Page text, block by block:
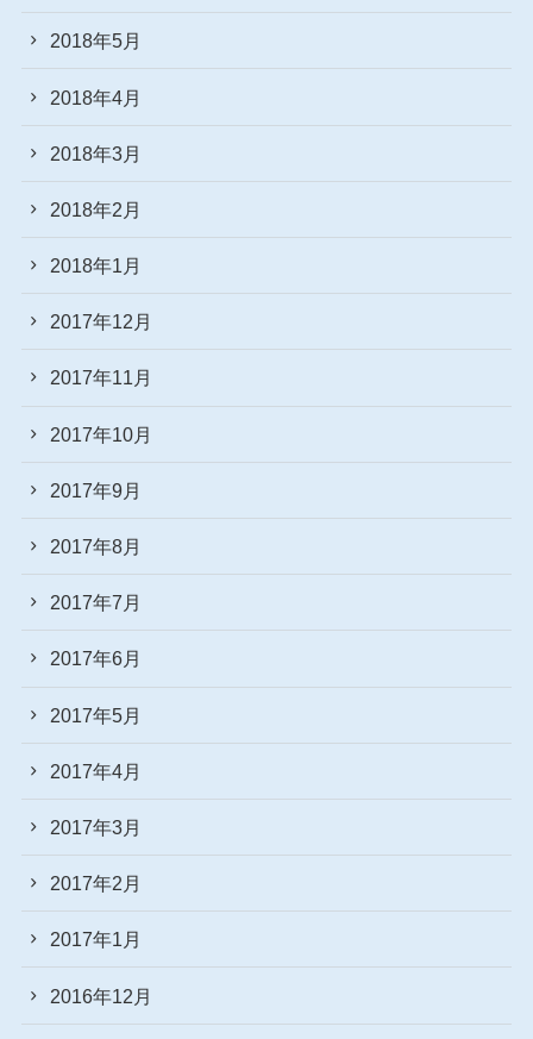
2018年5月
2018年4月
2018年3月
2018年2月
2018年1月
2017年12月
2017年11月
2017年10月
2017年9月
2017年8月
2017年7月
2017年6月
2017年5月
2017年4月
2017年3月
2017年2月
2017年1月
2016年12月